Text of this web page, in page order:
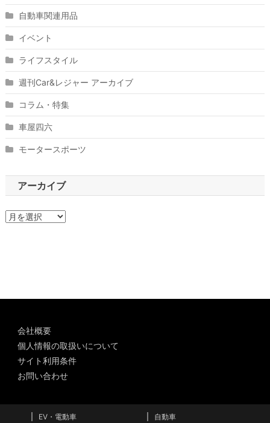
自動車関連用品
イベント
ライフスタイル
週刊Car&レジャー アーカイブ
コラム・特集
車屋四六
モータースポーツ
アーカイブ
ア
会社概要
個人情報の取扱いについて
サイト利用条件
お問い合わせ
EV・電動車 自動車